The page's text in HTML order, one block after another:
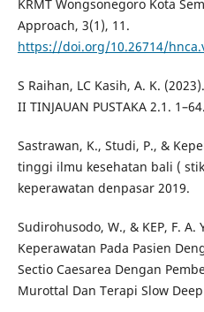
KRMT Wongsonegoro Kota
Approach, 3(1), 11.
https://doi.org/10.26714/
S Raihan, LC Kasih, A. K.
II TINJAUAN PUSTAKA 2.1. 1–64.
Sastrawan, K., Studi, P., &
tinggi ilmu kesehatan bali (
keperawatan denpasar 2019.
Sudirohusodo, W., & KEP, F. A.
Keperawatan Pada Pasien
Sectio Caesarea Dengan
Murottal Dan Terapi Slow